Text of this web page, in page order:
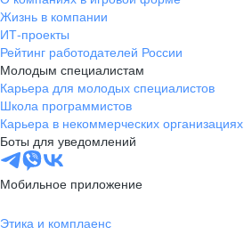
Жизнь в компании
ИТ-проекты
Рейтинг работодателей России
Молодым специалистам
Карьера для молодых специалистов
Школа программистов
Карьера в некоммерческих организациях
Боты для уведомлений
Мобильное приложение
Этика и комплаенс